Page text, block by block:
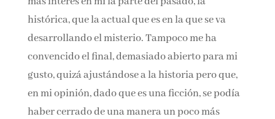
El secreto de Agathame ha resultado una
novela un poco lenta, en la que el misterio iba
perdiendo interés en mi caso, ganando mucho
más interés en mí la parte del pasado, la
histórica, que la actual que es en la que se va
desarrollando el misterio. Tampoco me ha